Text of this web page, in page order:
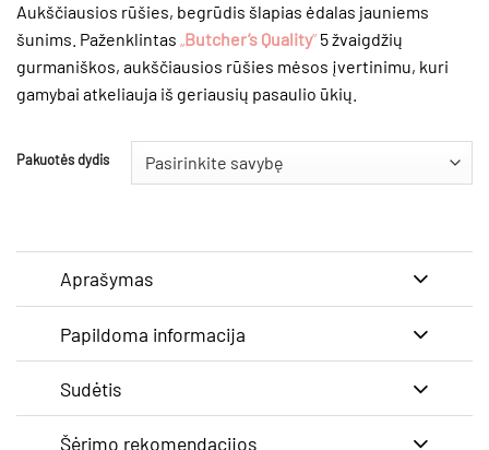
Aukščiausios rūšies, begrūdis šlapias ėdalas jauniems
šunims. Paženklintas „Butcher’s Quality” 5 žvaigdžių
gurmaniškos, aukščiausios rūšies mėsos įvertinimu, kuri
gamybai atkeliauja iš geriausių pasaulio ūkių.
Pakuotės dydis
Aprašymas
Papildoma informacija
Sudėtis
Šėrimo rekomendacijos